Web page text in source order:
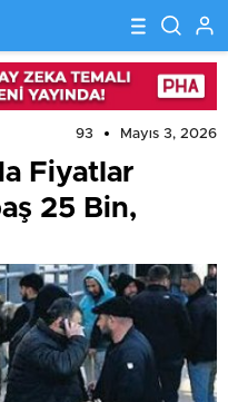
93 Mayıs 3, 2026
Fiyatlar
25 Bin,